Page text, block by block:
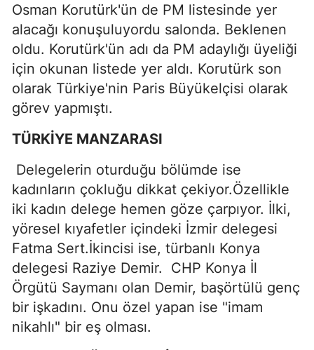
Osman Korutürk'ün de PM listesinde yer
alacağı konuşuluyordu salonda. Beklenen
oldu. Korutürk'ün adı da PM adaylığı üyeliği
için okunan listede yer aldı. Korutürk son
olarak Türkiye'nin Paris Büyükelçisi olarak
görev yapmıştı.
TÜRKİYE MANZARASI
Delegelerin oturduğu bölümde ise
kadınların çokluğu dikkat çekiyor.Özellikle
iki kadın delege hemen göze çarpıyor. İlki,
yöresel kıyafetler içindeki İzmir delegesi
Fatma Sert.İkincisi ise, türbanlı Konya
delegesi Raziye Demir. CHP Konya İl
Örgütü Saymanı olan Demir, başörtülü genç
bir işkadını. Onu özel yapan ise "imam
nikahlı" bir eş olması.